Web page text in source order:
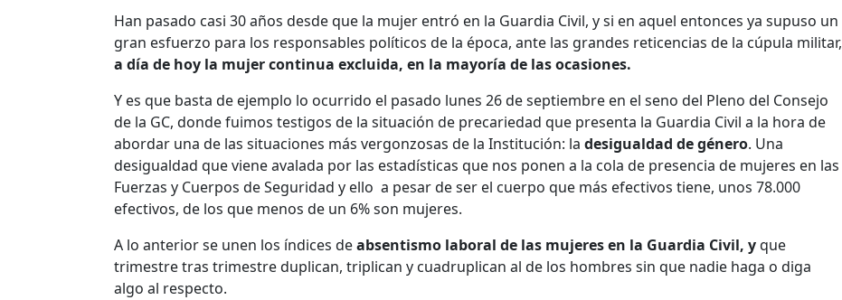
Han pasado casi 30 años desde que la mujer entró en la Guardia Civil, y si en aquel entonces ya supuso un
gran esfuerzo para los responsables políticos de la época, ante las grandes reticencias de la cúpula militar,
a día de hoy la mujer continua excluida, en la mayoría de las ocasiones.
Y es que basta de ejemplo lo ocurrido el pasado lunes 26 de septiembre en el seno del Pleno del Consejo
de la GC, donde fuimos testigos de la situación de precariedad que presenta la Guardia Civil a la hora de
abordar una de las situaciones más vergonzosas de la Institución: la desigualdad de género. Una
desigualdad que viene avalada por las estadísticas que nos ponen a la cola de presencia de mujeres en las
Fuerzas y Cuerpos de Seguridad y ello a pesar de ser el cuerpo que más efectivos tiene, unos 78.000
efectivos, de los que menos de un 6% son mujeres.
A lo anterior se unen los índices deabsentismo laboral de las mujeres en la Guardia Civil, yque
trimestre tras trimestre duplican, triplican y cuadruplican al de los hombres sin que nadie haga o diga
algo al respecto.